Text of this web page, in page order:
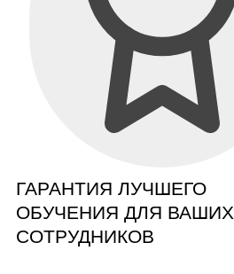
ГАРАНТИЯ ЛУЧШЕГО
ОБУЧЕНИЯ ДЛЯ ВАШИХ
СОТРУДНИКОВ